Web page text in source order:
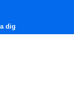
dig